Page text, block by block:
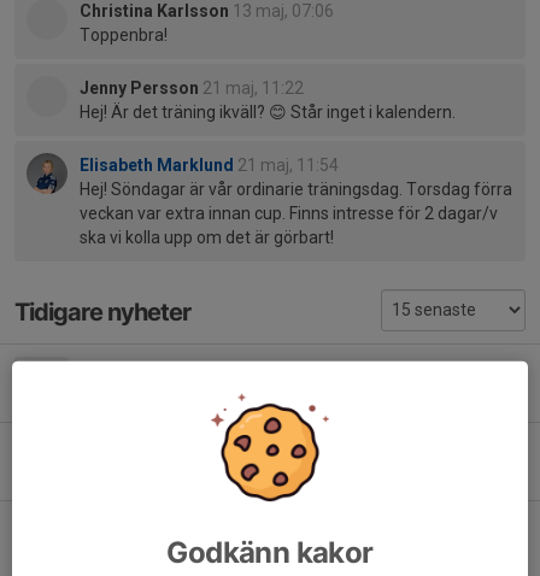
Christina Karlsson 13 maj, 07:06
Toppenbra!
Jenny Persson 21 maj, 11:22
Hej! Är det träning ikväll? 😊 Står inget i kalendern.
Elisabeth Marklund 21 maj, 11:54
Hej! Söndagar är vår ordinarie träningsdag. Torsdag förra
veckan var extra innan cup. Finns intresse för 2 dagar/v
ska vi kolla upp om det är görbart!
Tidigare nyheter
30 jul, 10:42 1
Godkänn kakor